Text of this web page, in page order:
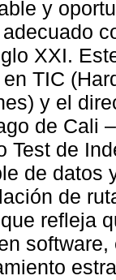
y
XXI.
TIC
y el
de Cali
Test de
de datos
de
refleja